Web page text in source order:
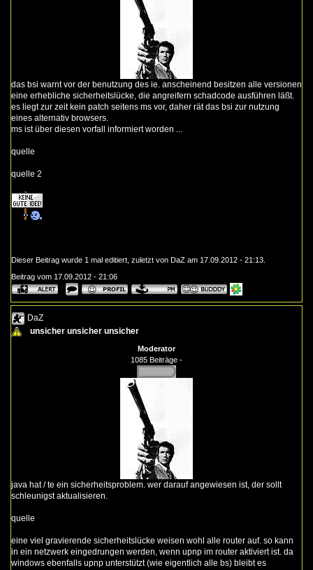
das bsi warnt vor der benutzung des ie. anscheinend besitzen alle versionen
eine erhebliche sicherheitslücke, die angreifern schadcode ausführen läßt.
es liegt zur zeit kein patch seitens ms vor, daher rät das bsi zur nutzung
eines alternativ browsers.
ms ist über diesen vorfall informiert worden ...
quelle
quelle 2
Dieser Beitrag wurde 1 mal editiert, zuletzt von DaZ am 17.09.2012 - 21:13.
Beitrag vom 17.09.2012 - 21:06
DaZ
unsicher unsicher unsicher
Moderator
1085 Beiträge -
java hat / te ein sicherheitsproblem. wer darauf angewiesen ist, der sollt
schleunigst aktualisieren.
quelle
eine viel gravierende sicherheitslücke weisen wohl alle router auf. so kann
in ein netzwerk eingedrungen werden, wenn upnp im router aktiviert ist. da
windows ebenfalls upnp unterstützt (wie eigentlich alle bs) bleibt es